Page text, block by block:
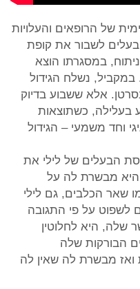
של הרופאים והעלויות
לשבור את קופת
במסגרתו הוצא
2.5 קילו (!!). במקביל, נשלח הגידול
אלא ששבוע בדיוק
בעלילה, כשתוצאות
וחד משמעי – הגידול
הבעלים של לילי את
מבשרת לה על
שאר הכלבים, גם לילי
לשפוט על פי התגובה
שלה, היא לחלוטין
הבורקות שלה
מבשרת לה שאין לה